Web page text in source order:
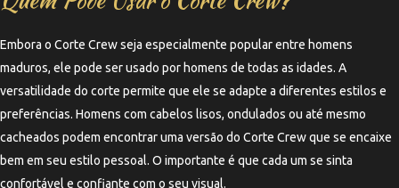
Embora o Corte Crew seja especialmente popular entre homens
maduros, ele pode ser usado por homens de todas as idades. A
versatilidade do corte permite que ele se adapte a diferentes estilos e
preferências. Homens com cabelos lisos, ondulados ou até mesmo
cacheados podem encontrar uma versão do Corte Crew que se encaixe
bem em seu estilo pessoal. O importante é que cada um se sinta
confortável e confiante com o seu visual.